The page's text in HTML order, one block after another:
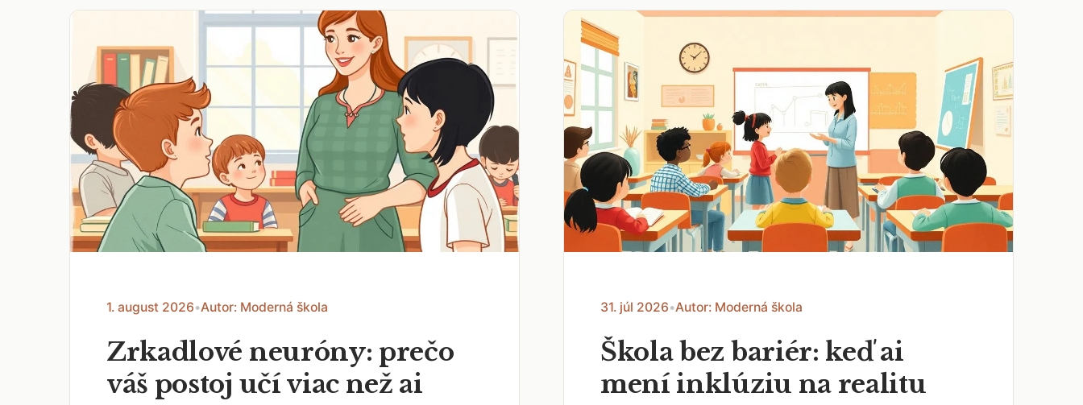
1. august 2026•Autor: Moderná škola
Zrkadlové neuróny: prečo
váš postoj učí viac než ai
31. júl 2026•Autor: Moderná škola
Škola bez bariér: keď ai
mení inklúziu na realitu